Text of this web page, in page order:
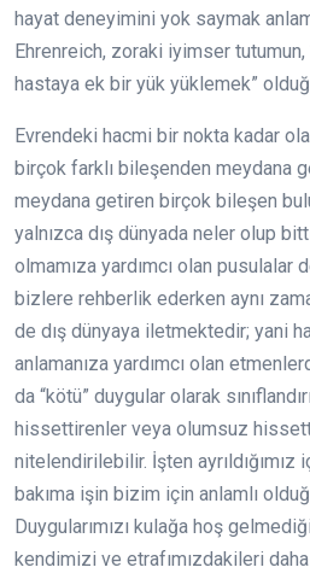
hayat deneyimini yok saymak
Ehrenreich, zoraki iyimser
hastaya ek bir yük yüklemek”
Evrendeki hacmi bir nokta kadar
birçok farklı bileşenden meydana
meydana getiren birçok bileşen
yalnızca dış dünyada neler olup
olmamıza yardımcı olan pusulalar
bizlere rehberlik ederken aynı
de dış dünyaya iletmektedir; yani
anlamanıza yardımcı olan
da “kötü” duygular olarak
hissettirenler veya olumsuz
nitelendirilebilir. İşten ayrıldığımız
bakıma işin bizim için anlamlı
Duygularımızı kulağa hoş
kendimizi ve etrafımızdakileri daha